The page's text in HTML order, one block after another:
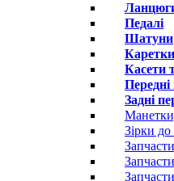
Педалі
Шатуни
Каретки
Касети
Передні
Задні
Зірки